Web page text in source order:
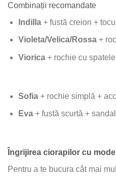
Combinații recomandate
Indilla+ fustă creion +
Violeta/Velica/Rossa+
Viorica+ rochie cu
Sofia+ rochie simplă +
Eva+ fustă scurtă +
Îngrijirea ciorapilor cu model
Pentru a te bucura cât mai